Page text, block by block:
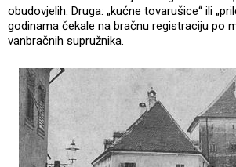
obudovjelih. Druga: „kućne tovarušice“ ili
godinama čekale na bračnu registraciju po
vanbračnih supružnika.